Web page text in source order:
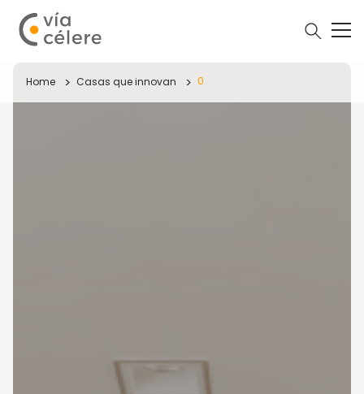
Home Casas que innovan 0